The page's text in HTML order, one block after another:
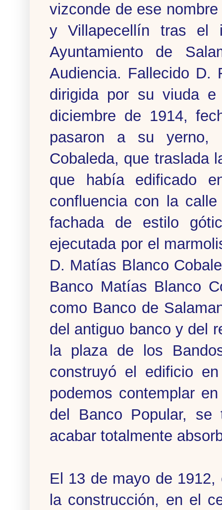
vizconde de ese
y Villapecellín tras el
Ayuntamiento de
Audiencia. Fallecido D.
dirigida por su viuda
diciembre de 1914,
pasaron a su yerno,
Cobaleda, que traslada
que había edificado
confluencia con la
fachada de estilo
ejecutada por el
D. Matías Blanco
Banco Matías Blanco
como Banco de
del antiguo banco y del
la plaza de los
construyó el edificio
podemos contemplar
del Banco Popular, se
acabar totalmente
El 13 de mayo de 1912,
la construcción, en el